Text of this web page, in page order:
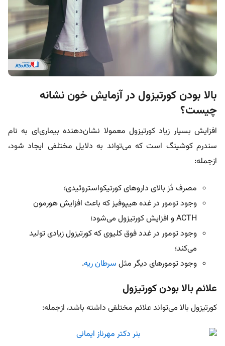
بالا بودن کورتیزول در آزمایش خون نشانه
چیست؟
افزایش بسیار زیاد کورتیزول معمولا نشان‌دهنده‌ بیماری‌ای به نام
سندرم کوشینگ است که می‌تواند به دلایل مختلفی ایجاد شود،
ازجمله:
مصرف دُز بالای داروهای کورتیکواستروئیدی؛
وجود تومور در غده هیپوفیز که باعث افزایش هورمون
ACTH و افزایش کورتیزول می‌شود؛
وجود تومور در غدد فوق کلیوی که کورتیزول زیادی تولید
می‌کند؛
وجود تومورهای دیگر مثل سرطان ریه.
علائم بالا بودن کورتیزول
کورتیزول بالا می‌تواند علائم مختلفی داشته باشد، ازجمله: